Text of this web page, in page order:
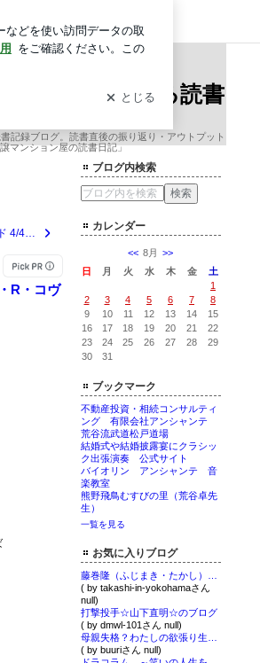
長 兼 グロービス経営大学院准教授による読書日記
・コンサル会
准教授による読書
記録ブログ。読書直後の振り返り・アウトプット
マンション屋の読書日記」
週刊ダイヤモンド 4/4号 健康診断のホント 20097
R・コヴ
ブログ内検索
カレンダー
<< 8月 >>
日
月 火 水 木 金
土
1
2
3 4 5 6 7
8
9
10 11 12 13 14
15
16
17 18 19 20 21
22
23
24 25 26 27 28
29
30
31
ブックマーク
不動産投資・相続コンサルティ
ング 有限会社アンシャンテ
荒谷流武道松戸道場
結婚式や結婚披露宴にクラシッ
ク出張演奏 公式サイト
バイオリン アンシャンテ 音
楽教室
熊野飛鳥むすびの里（荒谷卓先
生）
一覧を見る
お気に入りブログ
( by takashi-in-yokohamaさん
null)
打撃投手☆山下直明☆のブログ
( by dmwl-101さん null)
( by buuriさん null)